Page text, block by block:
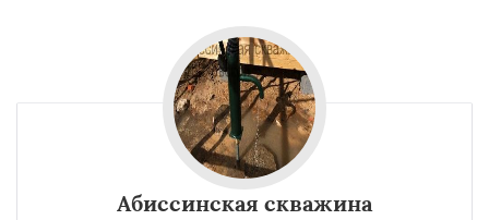
Абиссинская скважина